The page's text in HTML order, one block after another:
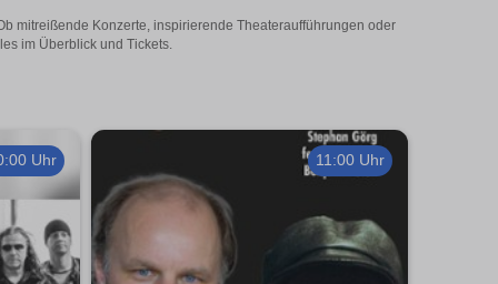
mitreißende Konzerte, inspirierende Theateraufführungen oder
im Überblick und Tickets.
Uhr 11:00 Uhr